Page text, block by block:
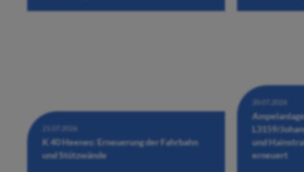
21.07.2026
K 40 Heenes: Erneuerung der Fahrbahn
und Stützwände
20.07.2026
L3159/
und
erneuert